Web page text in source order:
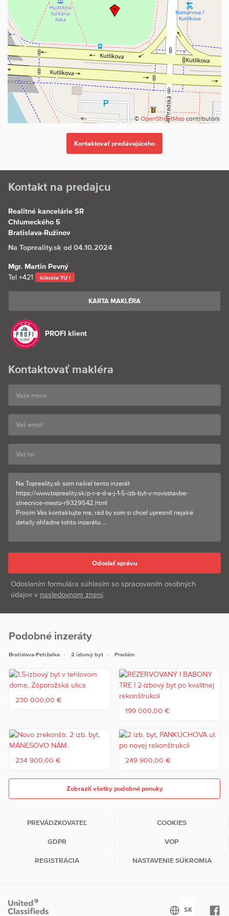
© OpenStreetMap contributors
Kontakt na predajcu
Realitné kancelárie SR
Chlumeckého 5
Bratislava-Ružinov
Na Topreality.sk od 04.10.2024
Mgr. Martin Pevný
Tel +421 kliknite TU !
KARTA MAKLÉRA
PROFI klient
Kontaktovať makléra
Odoslaním formulára súhlasím so spracovaním osobných
údajov v nasledovnom znení.
Podobné inzeráty
Bratislava-Petržalka 2 izbový byt Predám
230 000,00 €
199 000,00 €
234 900,00 € 249 900,00 €
Zobraziť všetky podobné ponuky
PREVÁDZKOVATEĽ COOKIES
GDPR VOP
REGISTRÁCIA NASTAVENIE SÚKROMIA